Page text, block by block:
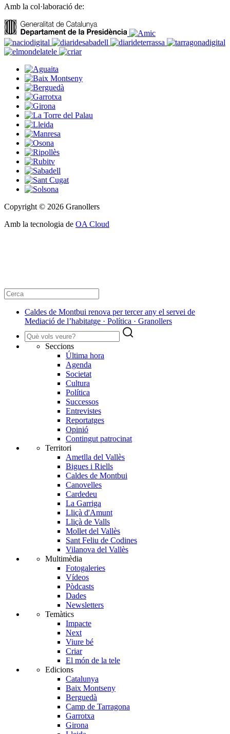
Amb la col·laboració de:
Copyright © 2026 Granollers
Amb la tecnologia de OA Cloud
Caldes de Montbui renova per tercer any el servei de
Mediació de l’habitatge · Política · Granollers
Seccions
Última hora
Agenda
Societat
Cultura
Política
Successos
Entrevistes
Reportatges
Opinió
Contingut patrocinat
Territori
Ametlla del Vallès
Bigues i Riells
Caldes de Montbui
Canovelles
Cardedeu
La Garriga
Lliçà d'Amunt
Lliçà de Valls
Mollet del Vallès
Sant Feliu de Codines
Vilanova del Vallès
Multimèdia
Fotogaleries
Vídeos
Pòdcasts
Dades
Newsletters
Temàtics
Impacte
Next
Viure bé
Criar
El món de la tele
Edicions
Catalunya
Baix Montseny
Berguedà
Camp de Tarragona
Garrotxa
Girona